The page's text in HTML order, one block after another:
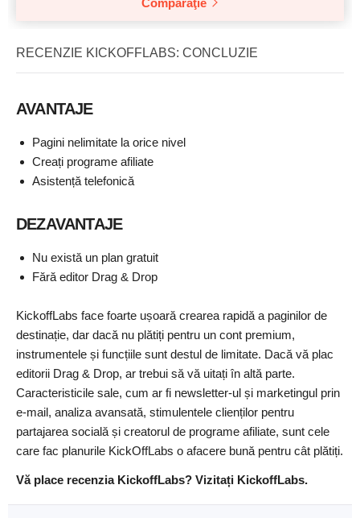
Comparaţie
RECENZIE KICKOFFLABS: CONCLUZIE
AVANTAJE
Pagini nelimitate la orice nivel
Creați programe afiliate
Asistență telefonică
DEZAVANTAJE
Nu există un plan gratuit
Fără editor Drag & Drop
KickoffLabs face foarte ușoară crearea rapidă a paginilor de
destinație, dar dacă nu plătiți pentru un cont premium,
instrumentele și funcțiile sunt destul de limitate. Dacă vă plac
editorii Drag & Drop, ar trebui să vă uitați în altă parte.
Caracteristicile sale, cum ar fi newsletter-ul și marketingul prin
e-mail, analiza avansată, stimulentele clienților pentru
partajarea socială și creatorul de programe afiliate, sunt cele
care fac planurile KickOffLabs o afacere bună pentru cât plătiți.
Vă place recenzia KickoffLabs? Vizitați KickoffLabs.